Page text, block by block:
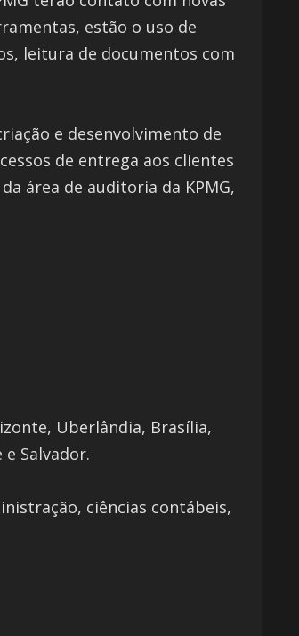
estão o uso de
leitura de documentos com
e desenvolvimento de
de entrega aos clientes
área de auditoria da KPMG,
Uberlândia, Brasília,
Salvador.
ciências contábeis,